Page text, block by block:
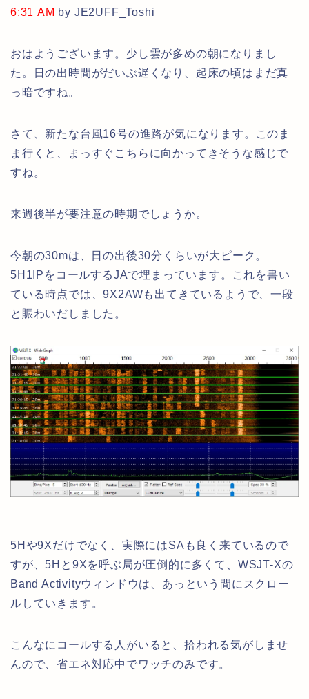
6:31 AM by JE2UFF_Toshi
おはようございます。少し雲が多めの朝になりまし
た。日の出時間がだいぶ遅くなり、起床の頃はまだ真
っ暗ですね。
さて、新たな台風16号の進路が気になります。このま
ま行くと、まっすぐこちらに向かってきそうな感じで
すね。
来週後半が要注意の時期でしょうか。
今朝の30mは、日の出後30分くらいが大ピーク。
5H1IPをコールするJAで埋まっています。これを書い
ている時点では、9X2AWも出てきているようで、一段
と賑わいだしました。
5Hや9Xだけでなく、実際にはSAも良く来ているので
すが、5Hと9Xを呼ぶ局が圧倒的に多くて、WSJT-Xの
Band Activityウィンドウは、あっという間にスクロー
ルしていきます。
こんなにコールする人がいると、拾われる気がしませ
んので、省エネ対応中でワッチのみです。